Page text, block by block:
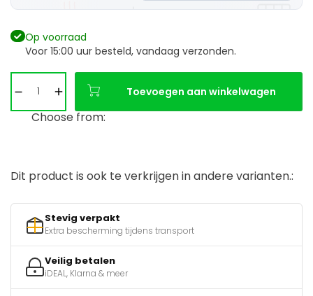
Op voorraad
Voor 15:00 uur besteld, vandaag verzonden.
Toevoegen aan winkelwagen
Choose from:
Dit product is ook te verkrijgen in andere varianten.:
Stevig verpakt
Extra bescherming tijdens transport
Veilig betalen
iDEAL, Klarna & meer